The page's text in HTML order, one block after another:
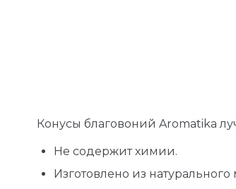
Конусы благовоний Aromatika
Не содержит химии.
Изготовлено из натурального